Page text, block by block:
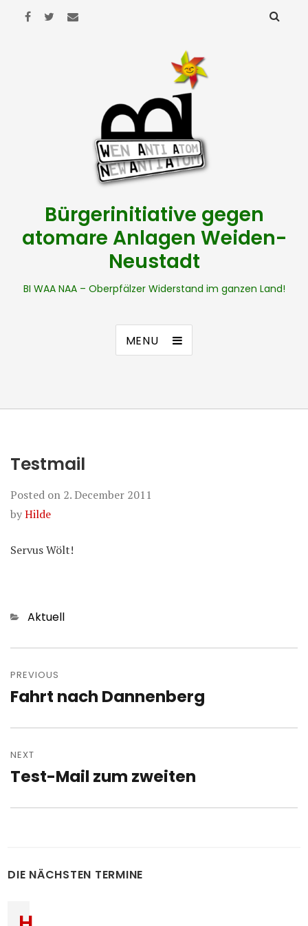
Bürgerinitiative gegen
atomare Anlagen Weiden-
Neustadt
BI WAA NAA – Oberpfälzer Widerstand im ganzen Land!
MENU
Testmail
Posted on 2. December 2011
byHilde
Servus Wölt!
Categories
Aktuell
navigation
PREVIOUS
Previous
Fahrt nach Dannenberg
NEXT
Next
Test-Mail zum zweiten
DIE NÄCHSTEN TERMINE